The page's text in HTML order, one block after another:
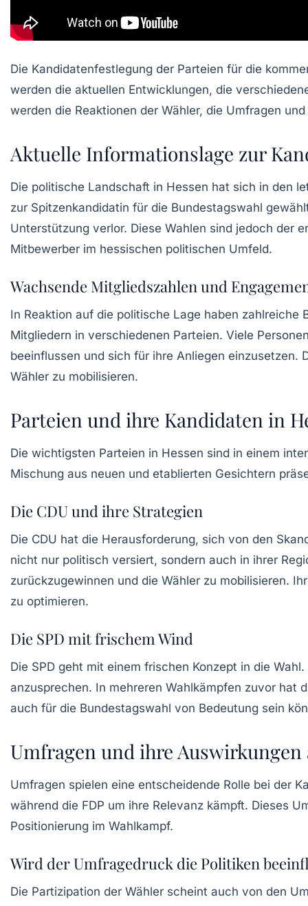
Die Kandidatenfestlegung der Parteien für die
werden die aktuellen Entwicklungen, die
werden die Reaktionen der Wähler, die Umfragen
Aktuelle Informationslage zur
Die politische Landschaft in Hessen hat sich in den
zur Spitzenkandidatin für die Bundestagswahl
Unterstützung verlor. Diese Wahlen sind jedoch der
Mitbewerber im hessischen politischen Umfeld.
Wachsende Mitgliedszahlen und
In Reaktion auf die politische Lage haben
Mitgliedern in verschiedenen Parteien. Viele
beeinflussen und sich für ihre Anliegen einzusetzen.
Wähler zu mobilisieren.
Parteien und ihre Kandidaten in
Die wichtigsten Parteien in Hessen sind in einem
Mischung aus neuen und etablierten Gesichtern
Die CDU und ihre Strategien
Die CDU hat die Herausforderung, sich von den
nicht nur politisch versiert, sondern auch in ihrer
zurückzugewinnen und die Wähler zu mobilisieren.
zu optimieren.
Die SPD mit frischem Wind
Die SPD geht mit einem frischen Konzept in die
anzusprechen. In mehreren Wahlkämpfen zuvor hat
auch für die Bundestagswahl von Bedeutung sein
Umfragen und ihre
Umfragen spielen eine entscheidende Rolle bei der
während die FDP um ihre Relevanz kämpft. Dieses
Positionierung im Wahlkampf.
Wird der Umfragedruck die Politiken
Die Partizipation der Wähler scheint auch von den